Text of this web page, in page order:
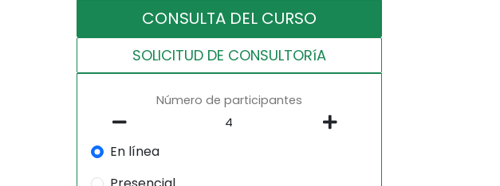
CONSULTA DEL CURSO
SOLICITUD DE CONSULTORíA
Número de participantes
En línea